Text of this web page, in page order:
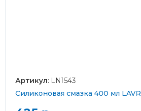
Артикул: LN1543
Силиконовая смазка 400 мл LAVR